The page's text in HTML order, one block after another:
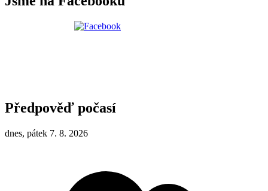
Předpověď počasí
dnes, pátek 7. 8. 2026